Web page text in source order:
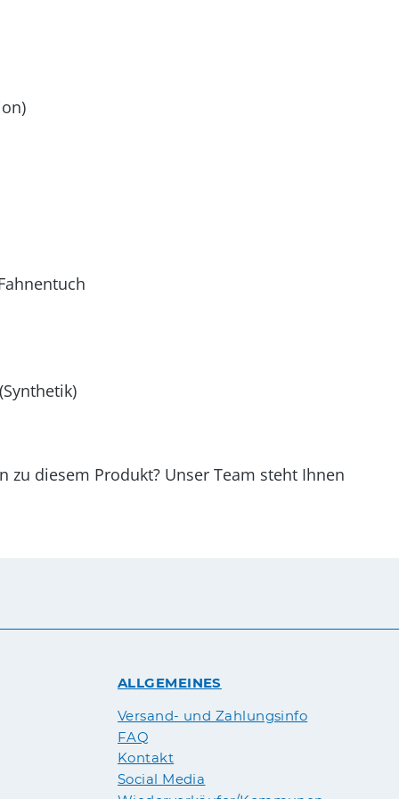
zu diesem Produkt? Unser Team steht Ihnen
ALLGEMEINES
Versand- und Zahlungsinfo
FAQ
Kontakt
Social Media